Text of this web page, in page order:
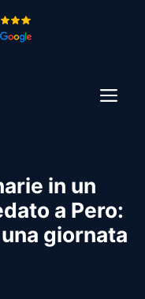
in un
a Pero:
giornata